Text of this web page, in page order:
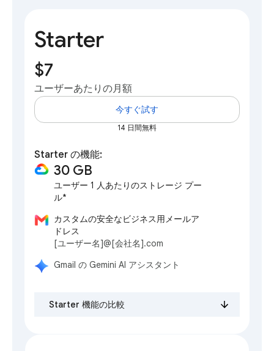
Starter
$7
ユーザーあたりの月額
今すぐ試す
14 日間無料
Starter の機能:
30 GB
ユーザー 1 人あたりのストレージ プー
ル*
カスタムの安全なビジネス用メールア
ドレス
[ユーザー名]@[会社名].com
Gmail の Gemini AI アシスタント
Starter 機能の比較